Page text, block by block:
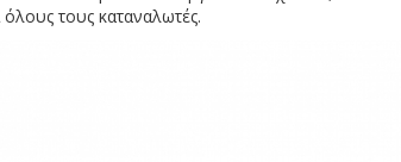
όλους τους καταναλωτές.